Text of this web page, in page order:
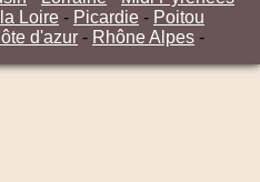
Loire - Picardie - Poitou
d'azur - Rhône Alpes -